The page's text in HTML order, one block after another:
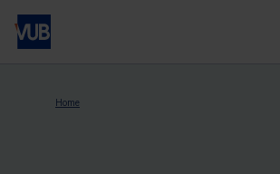
Overslaan
naar
Kruimelpad
Home